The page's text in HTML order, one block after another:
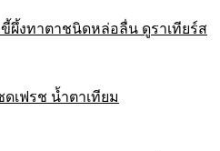
ขี้ผึ้งทาตาชนิดหล่อลื่น ดูราเทียร์ส
ดเฟรช น้ำตาเทียม